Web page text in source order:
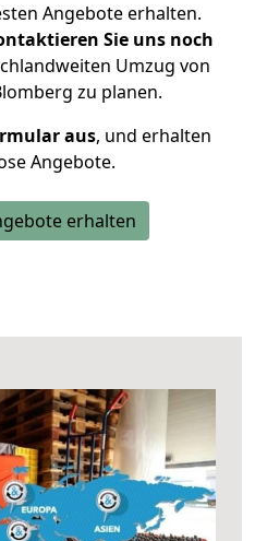
Angebote erhalten.
Sie uns noch
Umzug von
zu planen.
aus, und erhalten
Angebote.
erhalten